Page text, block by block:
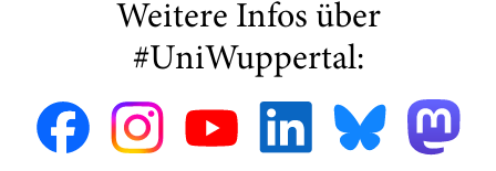
Weitere Infos über
#UniWuppertal: